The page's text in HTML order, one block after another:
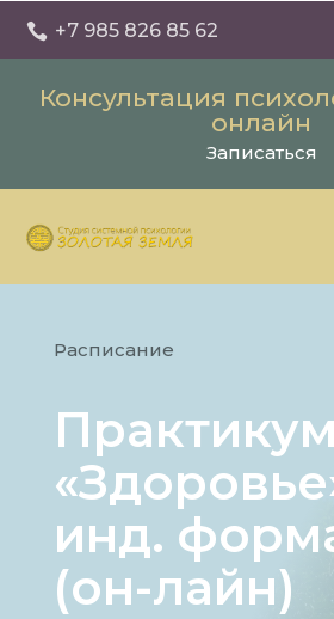
 +7 985 826 85 62
Консультация
онлайн
Записаться
Расписание
Практикум
инд.
(он-лайн)